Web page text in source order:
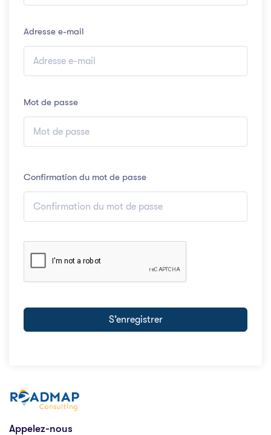
Adresse e-mail
Mot de passe
Confirmation du mot de passe
S’enregistrer
Appelez-nous